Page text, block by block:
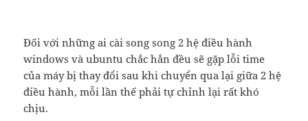
Đối với những ai cài song song 2 hệ điều hành
windows và ubuntu chắc hẳn đều sẽ gặp lỗi time
của máy bị thay đổi sau khi chuyển qua lại giữa 2 hệ
điều hành, mỗi lần thế phải tự chỉnh lại rất khó
chịu.